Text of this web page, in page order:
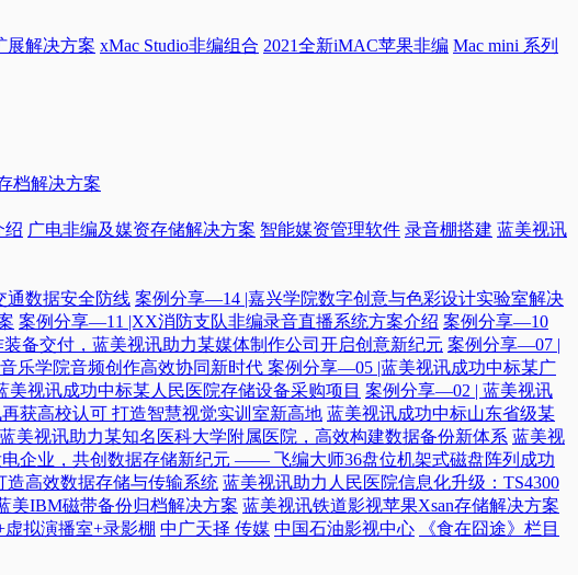
展解决方案 xMac Studio非编组合 2021全新iMAC苹果非编 Mac mini 系列
档解决方案
绍 广电非编及媒资存储解决方案 智能媒资管理软件 录音棚搭建 蓝美视讯
通数据安全防线 案例分享—14 |嘉兴学院数字创意与色彩设计实验室解决
案例分享—11 |XX消防支队非编录音直播系统方案介绍 案例分享—10
备交付，蓝美视讯助力某媒体制作公司开启创意新纪元 案例分享—07 |
乐学院音频创作高效协同新时代​ 案例分享—05 |蓝美视讯成功中标某广
美视讯成功中标某人民医院存储设备采购项目 案例分享—02 | 蓝美视讯
获高校认可 打造智慧视觉实训室新高地 蓝美视讯成功中标山东省级某
蓝美视讯助力某知名医科大学附属医院，高效构建数据备份新体系 蓝美视
企业，共创数据存储新纪元 —— 飞编大师36盘位机架式磁盘阵列成功
高效数据存储与传输系统 蓝美视讯助力人民医院信息化升级：TS4300
美IBM磁带备份归档解决方案 蓝美视讯铁道影视苹果Xsan存储解决方案
拟演播室+录影棚 中广天择 传媒 中国石油影视中心
《食在囧途》栏目